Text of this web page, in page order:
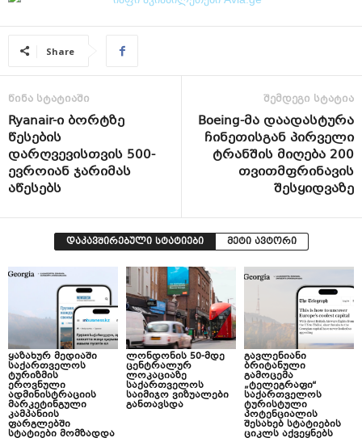
Share
წინა სტატიაში
Ryanair-ი ბორტზე
წესების
დარღვევისთვის 500-
ევროიან ჯარიმას
აწესებს
შემდეგი სტატია
Boeing-მა დაადასტურა
ჩინეთისგან პირველი
ტრანშის მიღება 200
თვითმფრინავის
შესყიდვაზე
დაკავშირებული სტატიები მეტი ავტორი
ყაზახურ მედიაში
საქართველოს
ტურიზმის
ეროვნული
ადმინისტრაციის
მარკეტინგული
კამპანიის
ფარგლებში
სტატიები მომზადდა
ლონდონის 50-მდე
ცენტრალურ
ლოკაციაზე
საქართველოს
საიმიჯო ვიზუალები
განთავსდა
გავლენიანი
ბრიტანული
გამოცემა
„ტელეგრაფი“
საქართველოს
ტურისტული
პოტენციალის
შესახებ სტატიების
ციკლს აქვეყნებს